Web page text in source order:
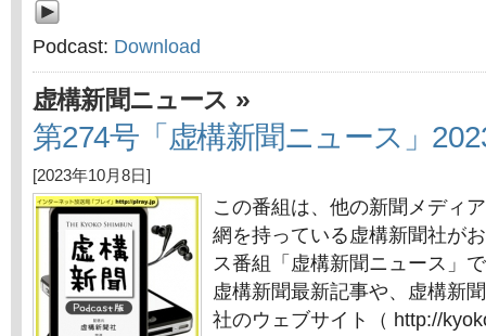
Podcast: Download
虚構新聞ニュース »
第274号「虚構新聞ニュース」
[2023年10月8日]
この番組は、他の新聞メディ
網を持っている虚構新聞社が
ス番組「虚構新聞ニュース」
虚構新聞最新記事や、虚構新
社のウェブサイト（ http://